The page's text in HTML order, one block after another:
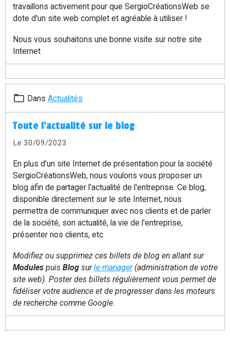
travaillons activement pour que SergioCréationsWeb se
dote d'un site web complet et agréable à utiliser !
Nous vous souhaitons une bonne visite sur notre site
Internet
Dans Actualités
Toute l'actualité sur le blog
Le 30/09/2023
En plus d'un site Internet de présentation pour la société
SergioCréationsWeb, nous voulons vous proposer un
blog afin de partager l'actualité de l'entreprise. Ce blog,
disponible directement sur le site Internet, nous
permettra de communiquer avec nos clients et de parler
de la société, son actualité, la vie de l'entreprise,
présenter nos clients, etc.
Modifiez ou supprimez ces billets de blog en allant sur
Modulespuis Blogsurle manager(administration de votre
site web). Poster des billets régulièrement vous permet de
fidéliser votre audience et de progresser dans les moteurs
de recherche comme Google.